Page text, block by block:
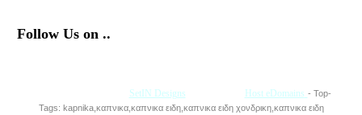
Follow Us on ..
SetIN Designs Host eDomains - Top-
Tags: kapnika,καπνικα,καπνικα ειδη,καπνικα ειδη χονδρικη,καπνικα ειδη